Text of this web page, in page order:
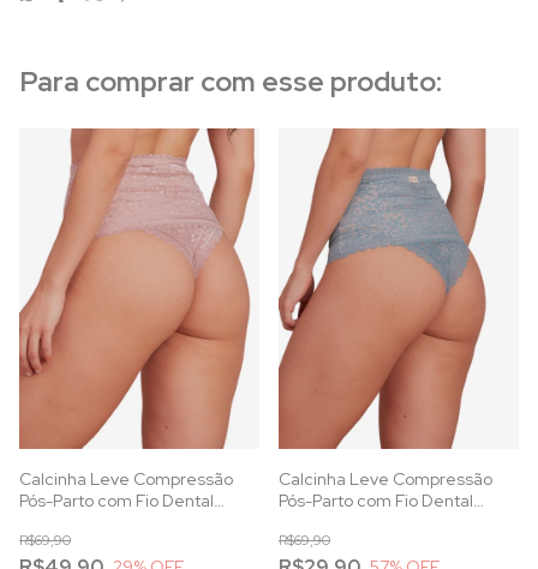
Para comprar com esse produto:
Calcinha Leve Compressão
Pós-Parto com Fio Dental
R$69,90
Calcinha Leve Compressão
Pós-Parto com Fio Dental
R$69,90